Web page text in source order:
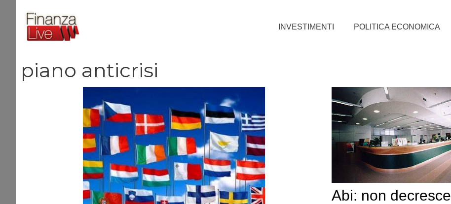
contenuto
INVESTIMENTI POLITICA ECONOMICA
piano anticrisi
Abi: non decresce